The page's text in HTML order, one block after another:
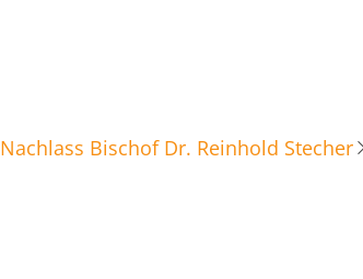
Nachlass Bischof Dr. Reinhold Stecher